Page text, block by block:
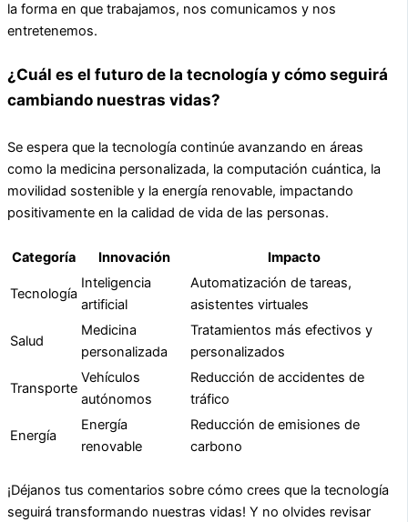
la forma en que trabajamos, nos comunicamos y nos
entretenemos.
¿Cuál es el futuro de la tecnología y cómo seguirá
cambiando nuestras vidas?
Se espera que la tecnología continúe avanzando en áreas
como la medicina personalizada, la computación cuántica, la
movilidad sostenible y la energía renovable, impactando
positivamente en la calidad de vida de las personas.
Categoría Innovación Impacto
Tecnología
Inteligencia
artificial
Automatización de tareas,
asistentes virtuales
Salud
Medicina
personalizada
Tratamientos más efectivos y
personalizados
Transporte
Vehículos
autónomos
Reducción de accidentes de
tráfico
Energía
Energía
renovable
Reducción de emisiones de
carbono
¡Déjanos tus comentarios sobre cómo crees que la tecnología
seguirá transformando nuestras vidas! Y no olvides revisar